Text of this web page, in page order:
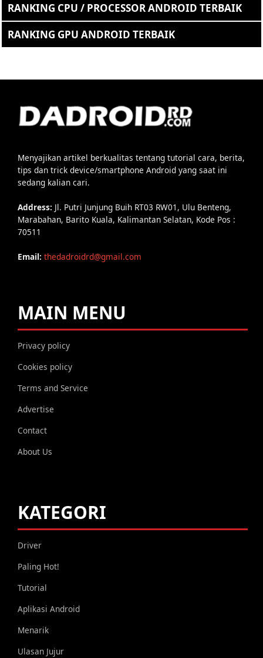
RANKING CPU / PROCESSOR ANDROID TERBAIK
RANKING GPU ANDROID TERBAIK
Menyajikan artikel berkualitas tentang tutorial cara, berita,
tips dan trick device/smartphone Android yang saat ini
sedang kalian cari.
Address: Jl. Putri Junjung Buih RT03 RW01, Ulu Benteng,
Marabahan, Barito Kuala, Kalimantan Selatan, Kode Pos :
70511
Email: thedadroidrd@gmail.com
MAIN MENU
Privacy policy
Cookies policy
Terms and Service
Advertise
Contact
About Us
KATEGORI
Driver
Paling Hot!
Tutorial
Aplikasi Android
Menarik
Ulasan Jujur